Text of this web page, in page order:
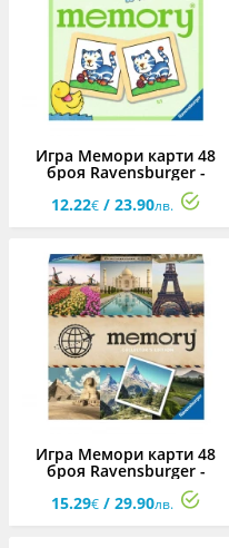
Игра Мемори карти 48
броя Ravensburger -
Любимите неща
12.22€ / 23.90лв.
Игра Мемори карти 48
броя Ravensburger -
15.29€ / 29.90лв.